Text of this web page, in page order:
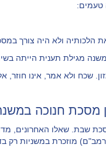
טעמים:
ולא היה צורך
מגילת תענית הייתה
שכח ולא אמר, אינו חוזר,
מסכת חנוכה
שבת. שאלו האחרונים,
מוזכרת במשניות רק